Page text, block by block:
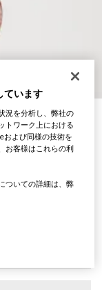
ています
況を分析し、弊社の
トワーク上における
よび同様の技術を
お客様はこれらの利
ついての詳細は、弊